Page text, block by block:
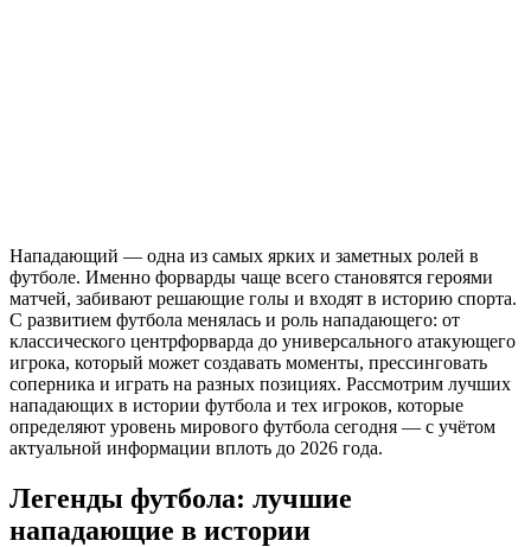
Нападающий — одна из самых ярких и заметных ролей в
футболе. Именно форварды чаще всего становятся героями
матчей, забивают решающие голы и входят в историю спорта.
С развитием футбола менялась и роль нападающего: от
классического центрфорварда до универсального атакующего
игрока, который может создавать моменты, прессинговать
соперника и играть на разных позициях. Рассмотрим лучших
нападающих в истории футбола и тех игроков, которые
определяют уровень мирового футбола сегодня — с учётом
актуальной информации вплоть до 2026 года.
Легенды футбола: лучшие
нападающие в истории